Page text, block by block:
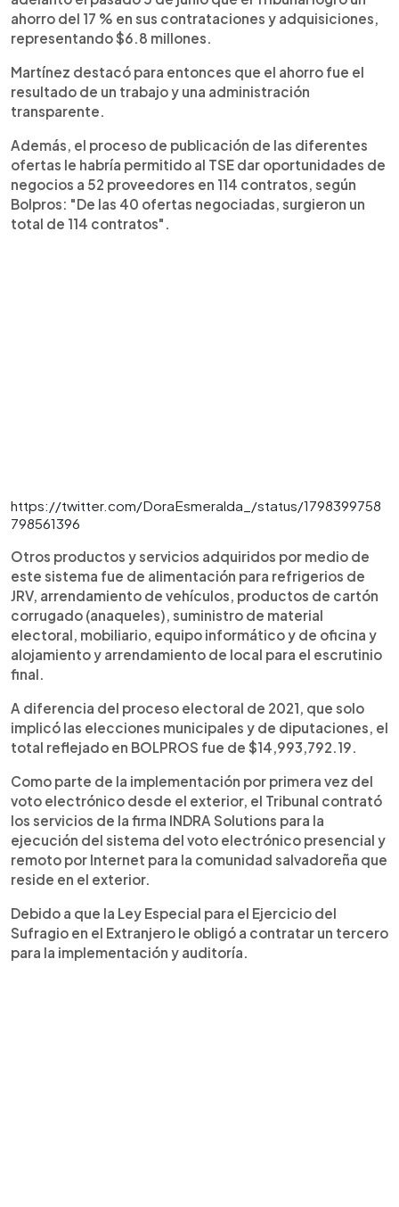
ahorro del 17 % en sus contrataciones y adquisiciones,
representando $6.8 millones.
Martínez destacó para entonces que el ahorro fue el
resultado de un trabajo y una administración
transparente.
Además, el proceso de publicación de las diferentes
ofertas le habría permitido al TSE dar oportunidades de
negocios a 52 proveedores en 114 contratos, según
Bolpros: "De las 40 ofertas negociadas, surgieron un
total de 114 contratos".
https://twitter.com/DoraEsmeralda_/status/1798399758
798561396
Otros productos y servicios adquiridos por medio de
este sistema fue de alimentación para refrigerios de
JRV, arrendamiento de vehículos, productos de cartón
corrugado (anaqueles), suministro de material
electoral, mobiliario, equipo informático y de oficina y
alojamiento y arrendamiento de local para el escrutinio
final.
A diferencia del proceso electoral de 2021, que solo
implicó las elecciones municipales y de diputaciones, el
total reflejado en BOLPROS fue de $14,993,792.19.
Como parte de la implementación por primera vez del
voto electrónico desde el exterior, el Tribunal contrató
los servicios de la firma INDRA Solutions para la
ejecución del sistema del voto electrónico presencial y
remoto por Internet para la comunidad salvadoreña que
reside en el exterior.
Debido a que la Ley Especial para el Ejercicio del
Sufragio en el Extranjero le obligó a contratar un tercero
para la implementación y auditoría.